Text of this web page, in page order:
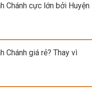
Chánh cực lớn bởi Huyện
Chánh giá rẻ? Thay vì